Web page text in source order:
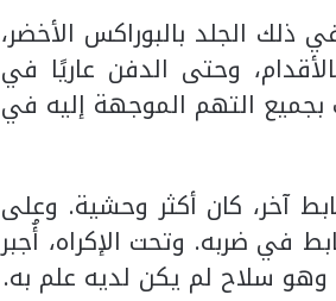
الجلد بالبوراكس الأخضر،
وحتى الدفن عاريًا في
التهم الموجهة إليه في
آخر، كان أكثر وحشية. وعلى
في ضربه. وتحت الإكراه، أُجبر